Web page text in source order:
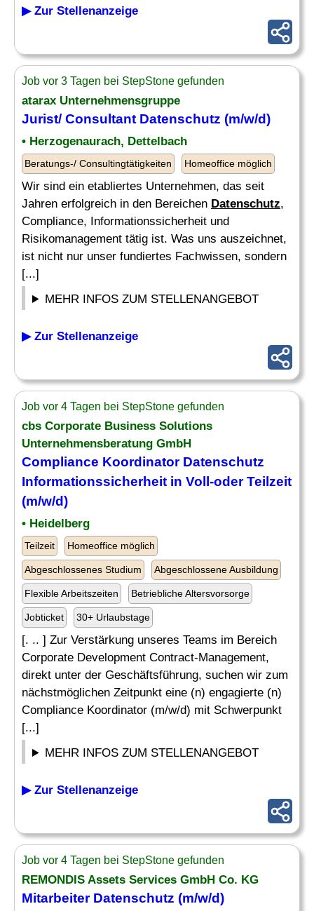
▶ Zur Stellenanzeige
Job vor 3 Tagen bei StepStone gefunden
atarax Unternehmensgruppe
Jurist/ Consultant Datenschutz (m/w/d)
• Herzogenaurach, Dettelbach
Beratungs-/ Consultingtätigkeiten Homeoffice möglich
Wir sind ein etabliertes Unternehmen, das seit
Jahren erfolgreich in den Bereichen Datenschutz,
Compliance, Informationssicherheit und
Risikomanagement tätig ist. Was uns auszeichnet,
ist nicht nur unser fundiertes Fachwissen, sondern
[...]
MEHR INFOS ZUM STELLENANGEBOT
▶ Zur Stellenanzeige
Job vor 4 Tagen bei StepStone gefunden
cbs Corporate Business Solutions
Unternehmensberatung GmbH
Compliance Koordinator Datenschutz
Informationssicherheit in Voll-oder Teilzeit
(m/w/d)
• Heidelberg
Teilzeit Homeoffice möglich
Abgeschlossenes Studium Abgeschlossene Ausbildung
Flexible Arbeitszeiten Betriebliche Altersvorsorge
Jobticket 30+ Urlaubstage
[. .. ] Zur Verstärkung unseres Teams im Bereich
Corporate Development Contract-Management,
direkt unter der Geschäftsführung, suchen wir zum
nächstmöglichen Zeitpunkt eine (n) engagierte (n)
Compliance Koordinator (m/w/d) mit Schwerpunkt
[...]
MEHR INFOS ZUM STELLENANGEBOT
▶ Zur Stellenanzeige
Job vor 4 Tagen bei StepStone gefunden
REMONDIS Assets Services GmbH Co. KG
Mitarbeiter Datenschutz (m/w/d)